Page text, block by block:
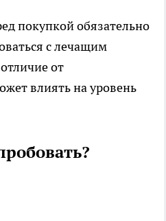
покупкой обязательно
с лечащим
от
влиять на уровень